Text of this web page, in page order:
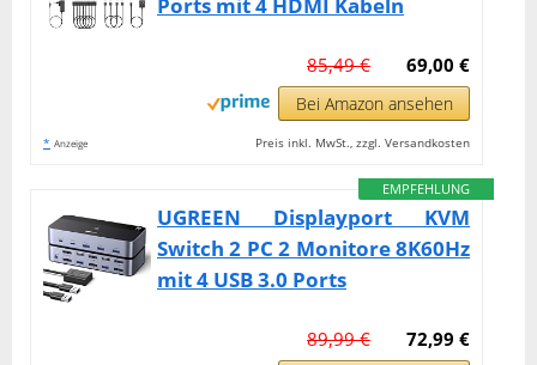
Ports mit 4 HDMI Kabeln
69,00 €
85,49 €
Bei Amazon ansehen
* Anzeige Preis inkl. MwSt., zzgl. Versandkosten
EMPFEHLUNG
UGREEN Displayport KVM
Switch 2 PC 2 Monitore 8K60Hz
mit 4 USB 3.0 Ports
72,99 €
89,99 €